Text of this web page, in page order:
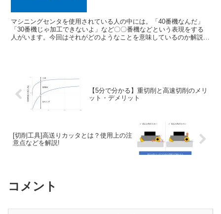
マシニングセンタを使用されている人の中には。「40番機なんだ」
「30番機じゃ加工できないよ」など〇〇番機などという表現をする
人がいます。今回はそれがどのようなことを意味しているのか解説し
【5分で分かる】重切削と高速切削のメリ
ット・デメリット
[切削工具]高送りカッタとは？使用上の注
意点などを解説!
コメント